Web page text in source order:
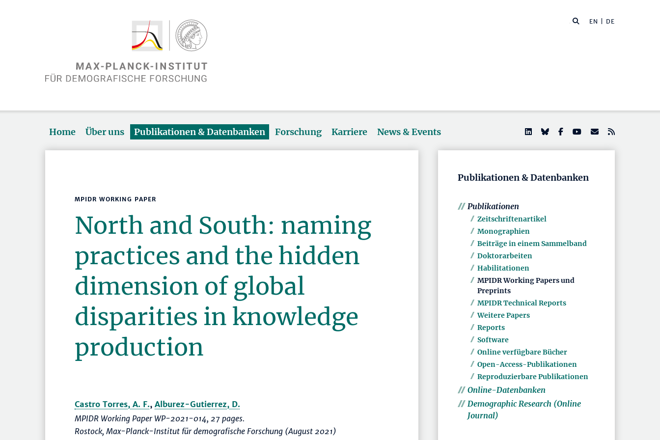
EN | DE
Home Über uns Publikationen & Datenbanken Forschung Karriere News & Events
MPIDR WORKING PAPER
North and South: naming
practices and the hidden
dimension of global
disparities in knowledge
production
Castro Torres, A. F., Alburez-Gutierrez, D.
MPIDR Working Paper WP-2021-014, 27 pages.
Rostock, Max-Planck-Institut für demografische Forschung (August 2021)
Publikationen & Datenbanken
Publikationen
Zeitschriftenartikel
Monographien
Beiträge in einem Sammelband
Doktorarbeiten
Habilitationen
MPIDR Working Papers und
Preprints
MPIDR Technical Reports
Weitere Papers
Reports
Software
Online verfügbare Bücher
Open-Access-Publikationen
Reproduzierbare Publikationen
Online-Datenbanken
Demographic Research (Online
Journal)